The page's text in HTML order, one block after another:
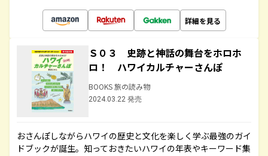
詳細を見る
Ｓ０３ 史跡と神話の舞台をホロホ
ロ！ ハワイカルチャーさんぽ
BOOKS 旅の読み物
2024.03.22 発売
おさんぽしながらハワイの歴史と文化を楽しく学ぶ最強のガイ
ドブックが誕生。知っておきたいハワイの年表やキーワード集